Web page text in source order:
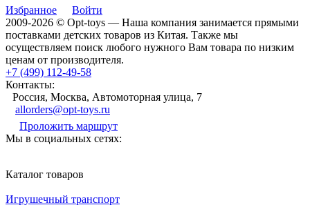
Избранное
Войти
2009-2026 © Opt-toys — Наша компания занимается прямыми
поставками детских товаров из Китая. Также мы
осуществляем поиск любого нужного Вам товара по низким
ценам от производителя.
+7 (499) 112-49-58
Контакты:
Россия, Москва, Автомоторная улица, 7
allorders@opt-toys.ru
Проложить маршрут
Мы в социальных сетях:
Каталог товаров
Игрушечный транспорт